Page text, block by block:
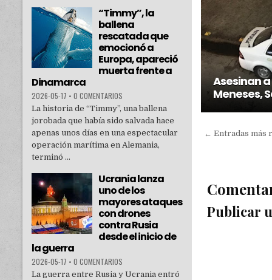
Asesinan
Meneses,
← Entradas más
Publicar
“Timmy”, la
ballena
rescatada que
emocionó a
Europa, apareció
muerta frente a
Dinamarca
2026-05-17 • 0 COMENTARIOS
La historia de “Timmy”, una ballena
jorobada que había sido salvada hace
apenas unos días en una espectacular
operación marítima en Alemania,
terminó ...
Ucrania lanza
uno de los
mayores ataques
con drones
contra Rusia
desde el inicio de
la guerra
2026-05-17 • 0 COMENTARIOS
La guerra entre Rusia y Ucrania entró